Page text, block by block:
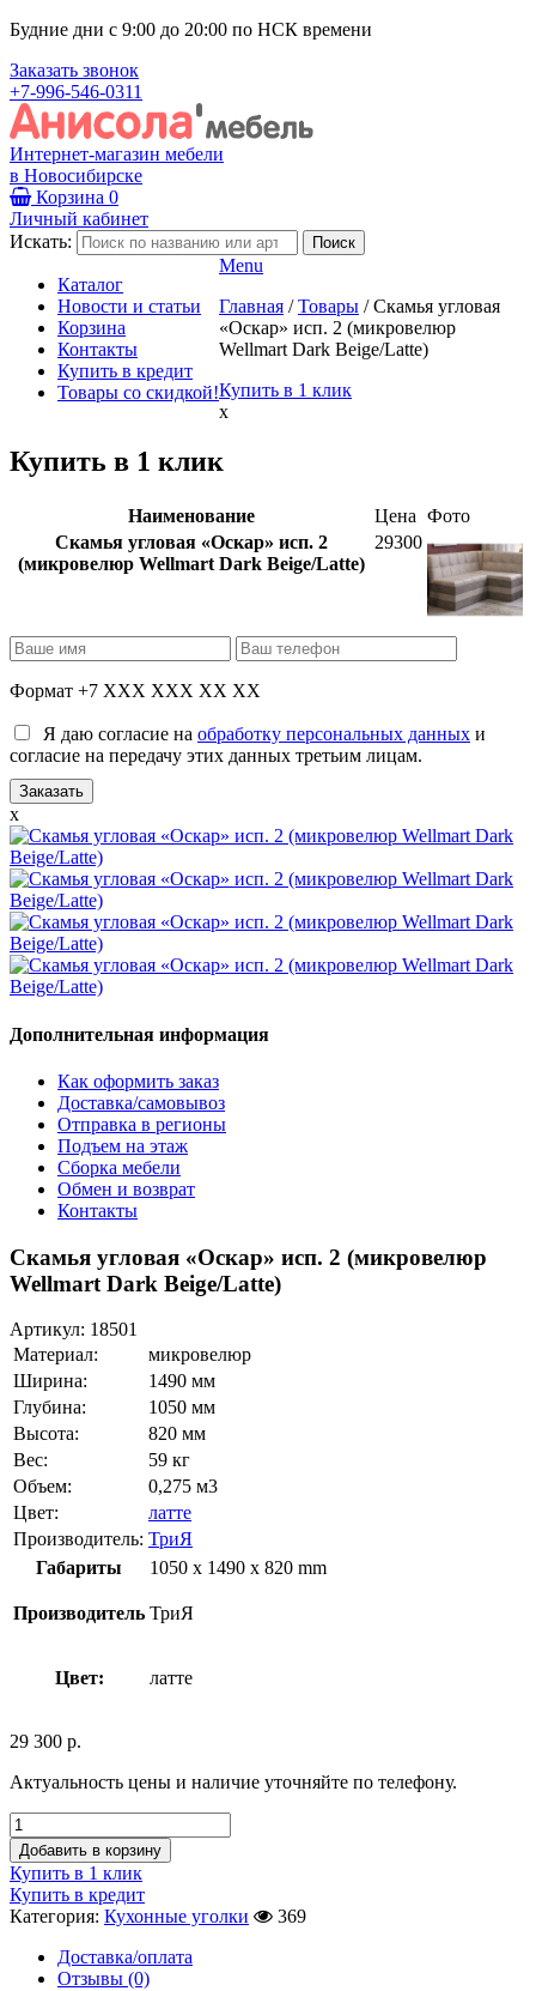
Будние дни с 9:00 до 20:00 по НСК времени
Заказать звонок
+7-996-546-0311
Интернет-магазин мебели
в Новосибирске
Корзина 0
Личный кабинет
Искать:
Каталог
Новости и статьи
Корзина
Контакты
Купить в кредит
Товары со скидкой!
Menu
Главная / Товары / Скамья угловая
«Оскар» исп. 2 (микровелюр
Wellmart Dark Beige/Latte)
Купить в 1 клик
x
Купить в 1 клик
Наименование Цена Фото
Скамья угловая «Оскар» исп. 2
(микровелюр Wellmart Dark Beige/Latte)
29300
Формат +7 XXX XXX XX XX
Я даю согласие на обработку персональных данных и
согласие на передачу этих данных третьим лицам.
x
Дополнительная информация
Как оформить заказ
Доставка/самовывоз
Отправка в регионы
Подъем на этаж
Сборка мебели
Обмен и возврат
Контакты
Скамья угловая «Оскар» исп. 2 (микровелюр
Wellmart Dark Beige/Latte)
Артикул: 18501
Материал:
микровелюр
Ширина:
1490 мм
Глубина:
1050 мм
Высота:
820 мм
Вес:
59 кг
Объем:
0,275 м3
Цвет:
латте
Производитель: ТриЯ
Габариты
1050 x 1490 x 820 mm
Производитель ТриЯ
Цвет: латте
29 300 р.
Актуальность цены и наличие уточняйте по телефону.
Добавить в корзину
Купить в 1 клик
Купить в кредит
Категория: Кухонные уголки
369
Доставка/оплата
Отзывы (0)